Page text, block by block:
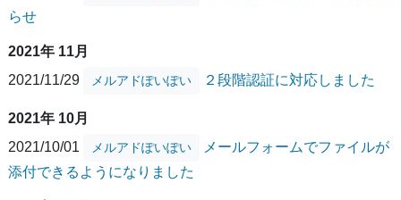
らせ
2021年 11月
2021/11/29
メルアドぽいぽい ２段階認証に対応しました
2021年 10月
2021/10/01
メルアドぽいぽい
メールフォームでファイルが
添付できるようになりました